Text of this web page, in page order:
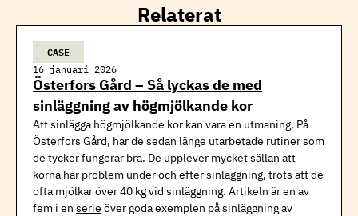
Relaterat
CASE
16 januari 2026
Österfors Gård – Så lyckas de med
sinläggning av högmjölkande kor
Att sinlägga högmjölkande kor kan vara en utmaning. På
Österfors Gård, har de sedan länge utarbetade rutiner som
de tycker fungerar bra. De upplever mycket sällan att
korna har problem under och efter sinläggning, trots att de
ofta mjölkar över 40 kg vid sinläggning. Artikeln är en av
fem i enserie över goda exemplen på sinläggning av